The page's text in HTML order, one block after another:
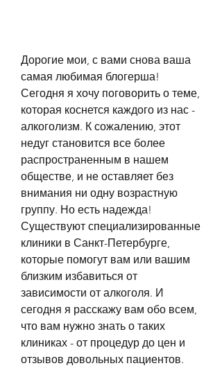
Дорогие мои, с вами снова ваша
самая любимая блогерша!
Сегодня я хочу поговорить о теме,
которая коснется каждого из нас -
алкоголизм. К сожалению, этот
недуг становится все более
распространенным в нашем
обществе, и не оставляет без
внимания ни одну возрастную
группу. Но есть надежда!
Существуют специализированные
клиники в Санкт-Петербурге,
которые помогут вам или вашим
близким избавиться от
зависимости от алкоголя. И
сегодня я расскажу вам обо всем,
что вам нужно знать о таких
клиниках - от процедур до цен и
отзывов довольных пациентов.